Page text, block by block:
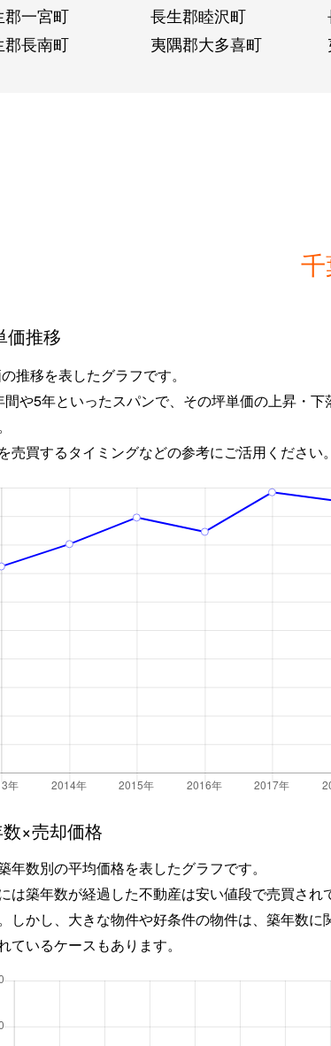
郡一宮町
長生郡睦沢町
郡長南町
夷隅郡大多喜町
価推移
推移を表したグラフです。
間や5年といったスパンで、その坪単価の上昇・下
売買するタイミングなどの参考にご活用ください。
×売却価格
年数別の平均価格を表したグラフです。
は築年数が経過した不動産は安い値段で売買され
しかし、大きな物件や好条件の物件は、築年数に
ているケースもあります。